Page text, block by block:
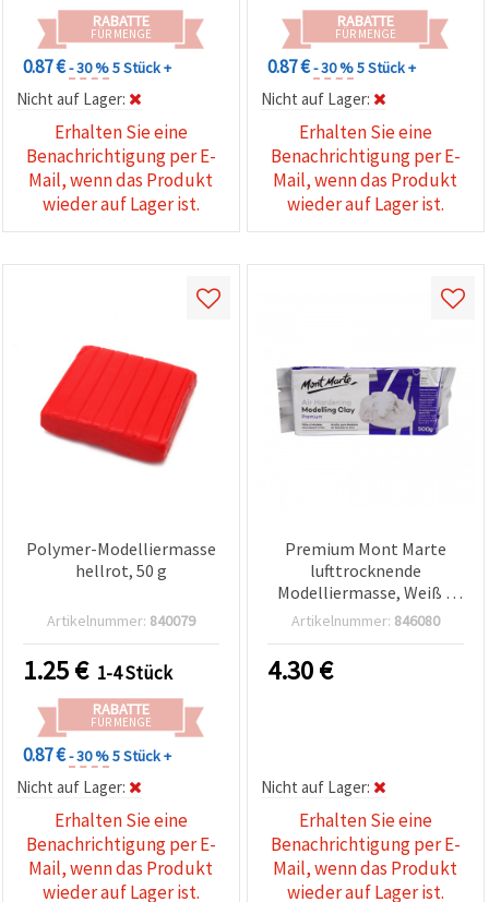
RABATTE
FÜR MENGE
0.87 €- 30 %5 Stück +
Nicht auf Lager:
Erhalten Sie eine
Benachrichtigung per E-
Mail, wenn das Produkt
wieder auf Lager ist.
RABATTE
FÜR MENGE
0.87 €- 30 %5 Stück +
Nicht auf Lager:
Erhalten Sie eine
Benachrichtigung per E-
Mail, wenn das Produkt
wieder auf Lager ist.
Polymer-Modelliermasse
hellrot, 50 g
Artikelnummer: 840079
1.25€ 1-4 Stück
RABATTE
FÜR MENGE
0.87 €- 30 %5 Stück +
Nicht auf Lager:
Erhalten Sie eine
Benachrichtigung per E-
Mail, wenn das Produkt
wieder auf Lager ist.
Premium Mont Marte
lufttrocknende
Modelliermasse, Weiß –
500 g
Artikelnummer: 846080
4.30€
Nicht auf Lager:
Erhalten Sie eine
Benachrichtigung per E-
Mail, wenn das Produkt
wieder auf Lager ist.